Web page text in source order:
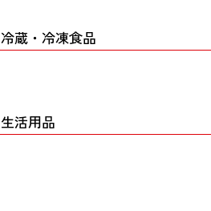
冷蔵・冷凍食品
生活用品